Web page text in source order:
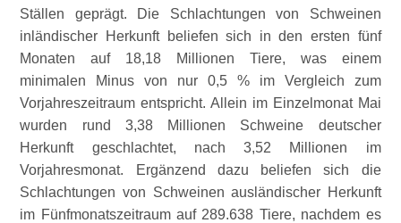
Ställen geprägt. Die Schlachtungen von Schweinen
inländischer Herkunft beliefen sich in den ersten fünf
Monaten auf 18,18 Millionen Tiere, was einem
minimalen Minus von nur 0,5 % im Vergleich zum
Vorjahreszeitraum entspricht. Allein im Einzelmonat Mai
wurden rund 3,38 Millionen Schweine deutscher
Herkunft geschlachtet, nach 3,52 Millionen im
Vorjahresmonat. Ergänzend dazu beliefen sich die
Schlachtungen von Schweinen ausländischer Herkunft
im Fünfmonatszeitraum auf 289.638 Tiere, nachdem es